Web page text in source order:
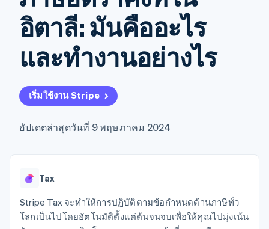
Payment links
การชำระเงิน
เขียนโค้ด
Checkout
UI การชำระ
Elements
องค์ประกอบ UI
ที่ยืดหยุ่น
วิธีการชำระ
เงิน
มากกว่า 125
Boost
ยกระดับการ
ยอมรับการ
ชำระเงิน
Link
การชำระเงินที่
หน้า
Metronome
การเรียกเก็บ
ใช้งาน
การชำระเงิน
ตามรอบบิล
การชำระเงิน
ตามรอบบิล
Invoicing
ครั้งเดียวหรือ
ล่วงหน้า
Tax
ขายและ VAT
ระบบ
อัตโนมัติ
สำหรับการ
Stripe
Payouts
เบิกจ่าย
ให้กับ
บุคคลที่
สาม
ตามกรณีใช้งาน
การค้าแบบใช้เอเจนต์
อีคอมเมิร์ซ
รวมในตัว
การทำงานอัตโนมัติด้าน
การเงิน
การชำระเงินในแอป
ตามอุตสาหกรรม
คู่มือ
ติดตั้งใช้งานการชำระเงิน
สำเร็จรูป
สร้างแพลตฟอร์มหรือ
จัดการการชำระเงินตาม
บริการด้วยเอเจนต์
การสนับสนุน
รับการสนับสนุน
รับการจัดการ
บริการเฉพาะทาง
ตำแหน่งงาน
ห้องข่าว
Stripe Press
อิตาลี: มันคืออะไร
และทํางานอย่างไร
เริ่มใช้งาน Stripe
อัปเดตล่าสุดวันที่ 9 พฤษภาคม 2024
Tax
Stripe Tax จะทำให้การปฏิบัติตามข้อกำหนดด้านภาษีทั่ว
โลกเป็นไปโดยอัตโนมัติตั้งแต่ต้นจนจบเพื่อให้คุณไปมุ่งเน้น